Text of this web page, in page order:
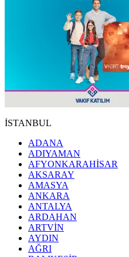
İSTANBUL
ADANA
ADIYAMAN
AFYONKARAHİSAR
AKSARAY
AMASYA
ANKARA
ANTALYA
ARDAHAN
ARTVİN
AYDIN
AĞRI